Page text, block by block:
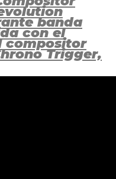
banda
con el
compositor
Trigger,